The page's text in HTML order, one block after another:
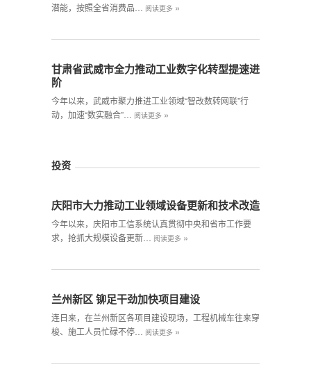
潜能，按照全省消费品…
阅读更多 »
甘肃省武威市全力推动工业数字化转型提速进
阶
今年以来，武威市聚力推进工业领域“智改数转网联”行
动，加速“数实融合”…
阅读更多 »
投资
庆阳市大力推动工业领域设备更新和技术改造
今年以来，庆阳市工信系统认真贯彻中央和省市工作要
求，抢抓大规模设备更新…
阅读更多 »
兰州新区 铆足干劲加快项目建设
连日来，在兰州新区各项目建设现场，工程机械车往来穿
梭、施工人员忙碌不停…
阅读更多 »